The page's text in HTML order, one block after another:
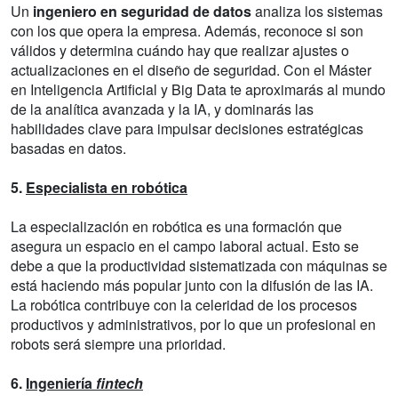
Un ingeniero en seguridad de datosanaliza los sistemas
con los que opera la empresa. Además, reconoce si son
válidos y determina cuándo hay que realizar ajustes o
actualizaciones en el diseño de seguridad. Con el Máster
en Inteligencia Artificial y Big Data te aproximarás al mundo
de la analítica avanzada y la IA, y dominarás las
habilidades clave para impulsar decisiones estratégicas
basadas en datos.
5. Especialista en robótica
La especialización en robótica es una formación que
asegura un espacio en el campo laboral actual. Esto se
debe a que la productividad sistematizada con máquinas se
está haciendo más popular junto con la difusión de las IA.
La robótica contribuye con la celeridad de los procesos
productivos y administrativos, por lo que un profesional en
robots será siempre una prioridad.
6. Ingeniería fintech